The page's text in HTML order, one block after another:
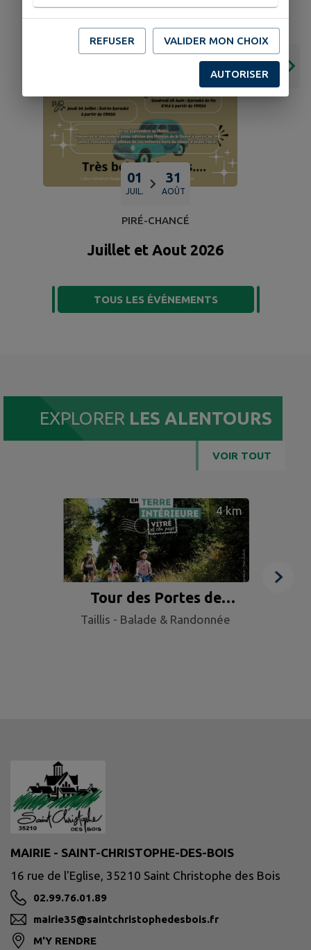
01
JUIL.
31
AOÛT
PIRÉ-CHANCÉ
Juillet et Aout 2026
TOUS LES ÉVÉNEMENTS
EXPLORER LES ALENTOURS
VOIR TOUT
4 km
Tour des Portes de
Bretagne
Taillis - Balade & Randonnée
MAIRIE - SAINT-CHRISTOPHE-DES-BOIS
16 rue de l'Eglise, 35210 Saint Christophe des Bois
02.99.76.01.89
mairie35@saintchristophedesbois.fr
M'Y RENDRE
REFUSER VALIDER MON CHOIX
AUTORISER